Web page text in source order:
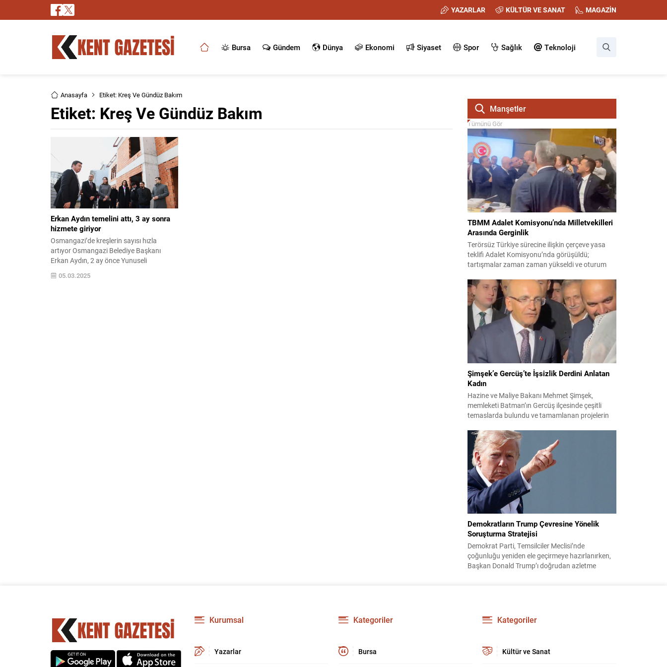
YAZARLAR KÜLTÜR VE SANAT MAGAZİN
Bursa Gündem Dünya Ekonomi Siyaset Spor Sağlık Teknoloji
Anasayfa Etiket: Kreş Ve Gündüz Bakım
Etiket: Kreş Ve Gündüz Bakım
Erkan Aydın temelini attı, 3 ay sonra
hizmete giriyor
Osmangazi’de kreşlerin sayısı hızla
artıyor Osmangazi Belediye Başkanı
Erkan Aydın, 2 ay önce Yunuseli
Mahallesi’nde temeli atılan kreş ve
gündüz bakım evinin 3 ay içinde hizmete
05.03.2025
Manşetler
Tümünü Gör
TBMM Adalet Komisyonu’nda Milletvekilleri
Arasında Gerginlik
Terörsüz Türkiye sürecine ilişkin çerçeve yasa
teklifi Adalet Komisyonu’nda görüşüldü;
tartışmalar zaman zaman yükseldi ve oturum
çalışmalarında kimi milletvekilleri arasında sözlü
gerilim yaşandı, daha sonra fiziksel arbede çıktı.
Görüşme sırasında İyi Parti ile MHP milletvekilleri
arasında söz düellosu başladı; taraflar birbirlerini
sert ifadelerle eleştirdi. Tartışma...
Şimşek’e Gercüş’te İşsizlik Derdini Anlatan
Kadın
Hazine ve Maliye Bakanı Mehmet Şimşek,
memleketi Batman’ın Gercüş ilçesinde çeşitli
temaslarda bulundu ve tamamlanan projelerin
sakinleriyle sohbet ettiği esnada bir yaşlı kadının
çocuklarının işsizliğine dair yakınmasını dinledi.
Kadının dertlerini Kürtçe olarak doğrudan Bakan
Şimşek’e aktarması, orada bulunanların ilgisini
çekti. Şimşek ise samimi bir...
Demokratların Trump Çevresine Yönelik
Soruşturma Stratejisi
Demokrat Parti, Temsilciler Meclisi’nde
çoğunluğu yeniden ele geçirmeye hazırlanırken,
Başkan Donald Trump’ı doğrudan azletme
kuruluşları üzerinden belge ve tanıklık toplama
yöntemlerini değerlendiriyor. Demokratlar, Beyaz
Kurumsal
Yazarlar
Kategoriler
Bursa
Kategoriler
Kültür ve Sanat